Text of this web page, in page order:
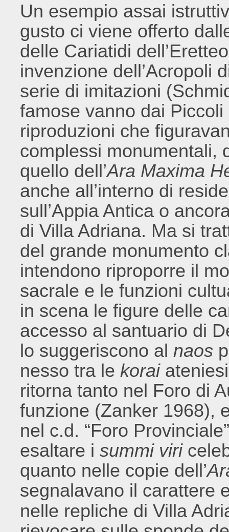
Un esempio assai
gusto ci viene offerto
delle Cariatidi
invenzione dell’Acropoli
serie di imitazioni
famose vanno dai
riproduzioni che
complessi monumentali,
quello dell’Ara Maxima
anche all’interno di
sull’Appia Antica o
di Villa Adriana. Ma si
del grande monumento
intendono riproporre il
sacrale e le funzioni
in scena le figure delle
accesso al santuario di
lo suggeriscono alnaos
nesso tra lekorai
ritorna tanto nel Foro di
funzione (Zanker 1968),
nel c.d. “Foro
esaltare isummi viri
quanto nelle copie dell’
segnalavano il carattere
nelle repliche di Villa